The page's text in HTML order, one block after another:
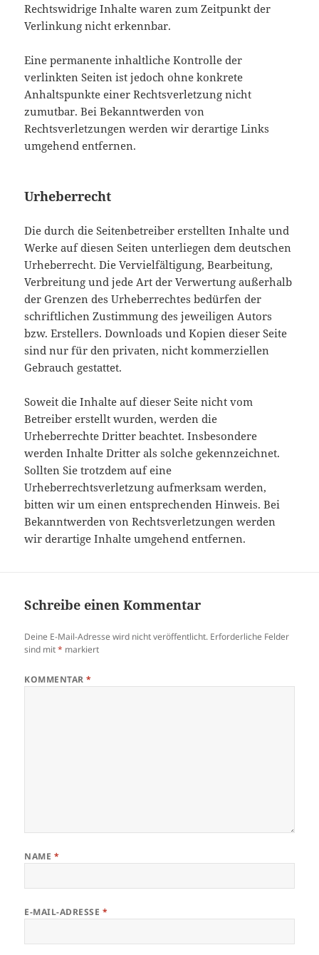
Rechtswidrige Inhalte waren zum Zeitpunkt der
Verlinkung nicht erkennbar.
Eine permanente inhaltliche Kontrolle der
verlinkten Seiten ist jedoch ohne konkrete
Anhaltspunkte einer Rechtsverletzung nicht
zumutbar. Bei Bekanntwerden von
Rechtsverletzungen werden wir derartige Links
umgehend entfernen.
Urheberrecht
Die durch die Seitenbetreiber erstellten Inhalte und
Werke auf diesen Seiten unterliegen dem deutschen
Urheberrecht. Die Vervielfältigung, Bearbeitung,
Verbreitung und jede Art der Verwertung außerhalb
der Grenzen des Urheberrechtes bedürfen der
schriftlichen Zustimmung des jeweiligen Autors
bzw. Erstellers. Downloads und Kopien dieser Seite
sind nur für den privaten, nicht kommerziellen
Gebrauch gestattet.
Soweit die Inhalte auf dieser Seite nicht vom
Betreiber erstellt wurden, werden die
Urheberrechte Dritter beachtet. Insbesondere
werden Inhalte Dritter als solche gekennzeichnet.
Sollten Sie trotzdem auf eine
Urheberrechtsverletzung aufmerksam werden,
bitten wir um einen entsprechenden Hinweis. Bei
Bekanntwerden von Rechtsverletzungen werden
wir derartige Inhalte umgehend entfernen.
Schreibe einen Kommentar
Deine E-Mail-Adresse wird nicht veröffentlicht. Erforderliche Felder
sind mit* markiert
KOMMENTAR*
NAME *
E-MAIL-ADRESSE *